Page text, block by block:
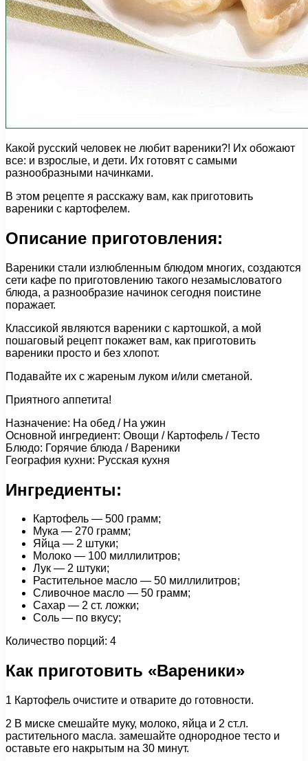
Какой русский человек не любит вареники?! Их обожают
все: и взрослые, и дети. Их готовят с самыми
разнообразными начинками.
В этом рецепте я расскажу вам, как приготовить
вареники с картофелем.
Описание приготовления:
Вареники стали излюбленным блюдом многих, создаются
сети кафе по приготовлению такого незамысловатого
блюда, а разнообразие начинок сегодня поистине
поражает.
Классикой являются вареники с картошкой, а мой
пошаговый рецепт покажет вам, как приготовить
вареники просто и без хлопот.
Подавайте их с жареным луком и/или сметаной.
Приятного аппетита!
Назначение: На обед / На ужин
Основной ингредиент: Овощи / Картофель / Тесто
Блюдо: Горячие блюда / Вареники
География кухни: Русская кухня
Ингредиенты:
Картофель — 500 грамм;
Мука — 270 грамм;
Яйца — 2 штуки;
Молоко — 100 миллилитров;
Лук — 2 штуки;
Растительное масло — 50 миллилитров;
Сливочное масло — 50 грамм;
Сахар — 2 ст. ложки;
Соль — по вкусу;
Количество порций: 4
Как приготовить «Вареники»
1 Картофель очистите и отварите до готовности.
2 В миске смешайте муку, молоко, яйца и 2 ст.л.
растительного масла. замешайте однородное тесто и
оставьте его накрытым на 30 минут.